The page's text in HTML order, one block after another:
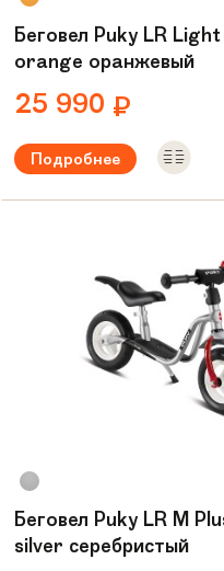
Беговел Puky LR
orange оранжевый
25 990 ₽
Подробнее
Рекомендуемый возраст:
Беговел Puky LR M
silver серебристый